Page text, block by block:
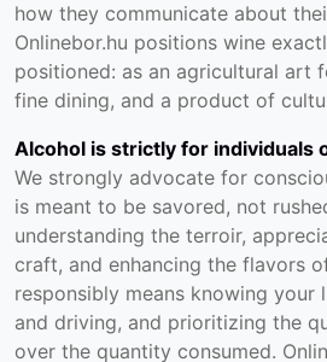
how they communicate about
Onlinebor.hu positions wine
positioned: as an agricultural art
fine dining, and a product of
Alcohol is strictly for individuals
We strongly advocate for
is meant to be savored, not
understanding the terroir,
craft, and enhancing the flavors
responsibly means knowing your
and driving, and prioritizing the
over the quantity consumed.